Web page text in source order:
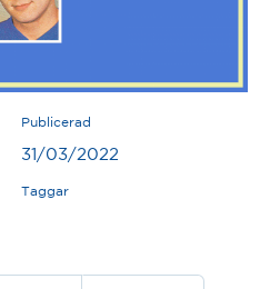
Publicerad
31/03/2022
Taggar